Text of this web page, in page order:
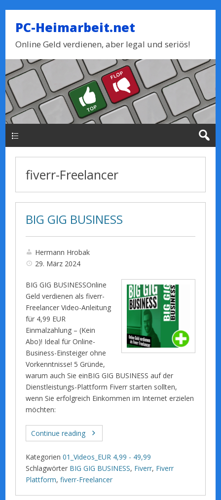
PC-Heimarbeit.net
Online Geld verdienen, aber legal und seriös!
fiverr-Freelancer
BIG GIG BUSINESS
Hermann Hrobak
29. März 2024
BIG GIG BUSINESSOnline
Geld verdienen als fiverr-
Freelancer Video-Anleitung
für 4,99 EUR
Einmalzahlung – (Kein
Abo)! Ideal für Online-
Business-Einsteiger ohne
Vorkenntnisse! 5 Gründe,
warum auch Sie einBIG GIG BUSINESS auf der
Dienstleistungs-Plattform Fiverr starten sollten,
wenn Sie erfolgreich Einkommen im Internet erzielen
möchten:
Continue reading
Kategorien 01_Videos_EUR 4,99 - 49,99
Schlagwörter BIG GIG BUSINESS, Fiverr, Fiverr
Plattform,fiverr-Freelancer